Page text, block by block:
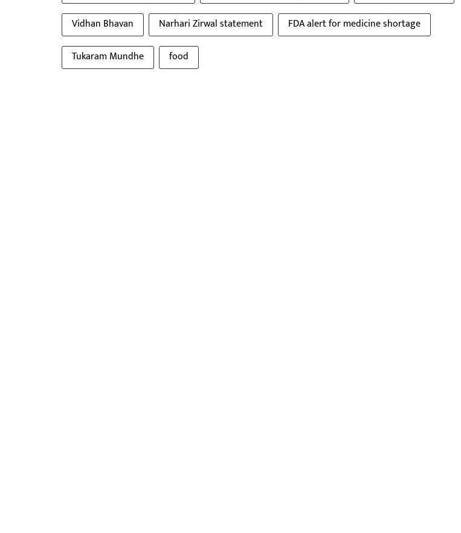
Vidhan Bhavan
Narhari Zirwal statement
FDA alert for medicine shortage
Tukaram Mundhe
food